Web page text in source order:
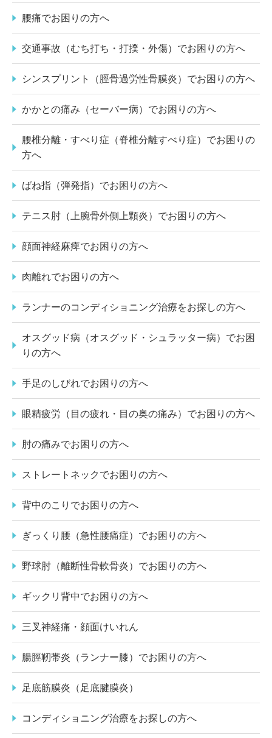
腰痛でお困りの方へ
交通事故（むち打ち・打撲・外傷）でお困りの方へ
シンスプリント（脛骨過労性骨膜炎）でお困りの方へ
かかとの痛み（セーバー病）でお困りの方へ
腰椎分離・すべり症（脊椎分離すべり症）でお困りの
方へ
ばね指（弾発指）でお困りの方へ
テニス肘（上腕骨外側上顆炎）でお困りの方へ
顔面神経麻痺でお困りの方へ
肉離れでお困りの方へ
ランナーのコンディショニング治療をお探しの方へ
オスグッド病（オスグッド・シュラッター病）でお困
りの方へ
手足のしびれでお困りの方へ
眼精疲労（目の疲れ・目の奥の痛み）でお困りの方へ
肘の痛みでお困りの方へ
ストレートネックでお困りの方へ
背中のこりでお困りの方へ
ぎっくり腰（急性腰痛症）でお困りの方へ
野球肘（離断性骨軟骨炎）でお困りの方へ
ギックリ背中でお困りの方へ
三叉神経痛・顔面けいれん
腸脛靭帯炎（ランナー膝）でお困りの方へ
足底筋膜炎（足底腱膜炎）
コンディショニング治療をお探しの方へ